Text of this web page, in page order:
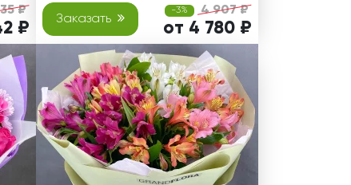
₽
₽
Заказать
-3% 4 907 ₽
от 4 780 ₽